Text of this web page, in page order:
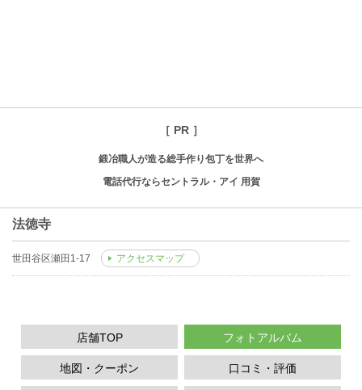
［ PR ］
鍛冶職人が造る総手作り包丁を世界へ
電話代行ならセントラル・アイ 用賀
法徳寺
世田谷区瀬田1-17 アクセスマップ
店舗TOP フォトアルバム
口コミ・評価
地図・クーポン